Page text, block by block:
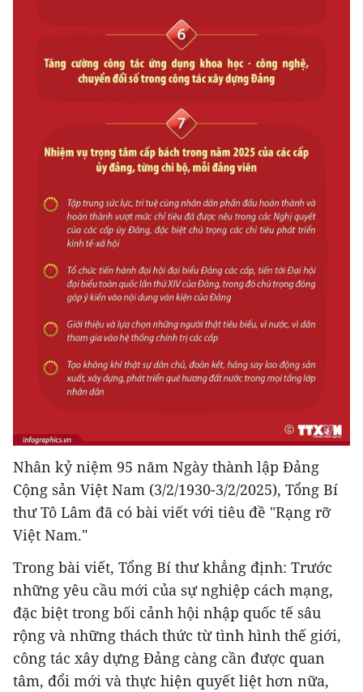
Nhân kỷ niệm 95 năm Ngày thành lập Đảng
Cộng sản Việt Nam (3/2/1930-3/2/2025), Tổng Bí
thư Tô Lâm đã có bài viết với tiêu đề "Rạng rỡ
Việt Nam."
Trong bài viết, Tổng Bí thư khẳng định: Trước
những yêu cầu mới của sự nghiệp cách mạng,
đặc biệt trong bối cảnh hội nhập quốc tế sâu
rộng và những thách thức từ tình hình thế giới,
công tác xây dựng Đảng càng cần được quan
tâm, đổi mới và thực hiện quyết liệt hơn nữa,